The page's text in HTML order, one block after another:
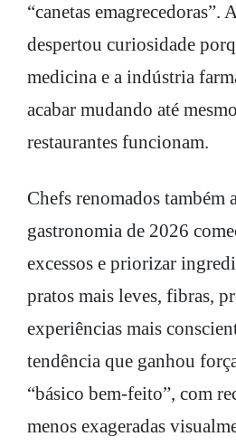
“canetas emagrecedoras”.
despertou curiosidade
medicina e a indústria
acabar mudando até
restaurantes funcionam.
Chefs renomados também
gastronomia de 2026
excessos e priorizar
pratos mais leves, fibras,
experiências mais
tendência que ganhou
“básico bem-feito”, com
menos exageradas